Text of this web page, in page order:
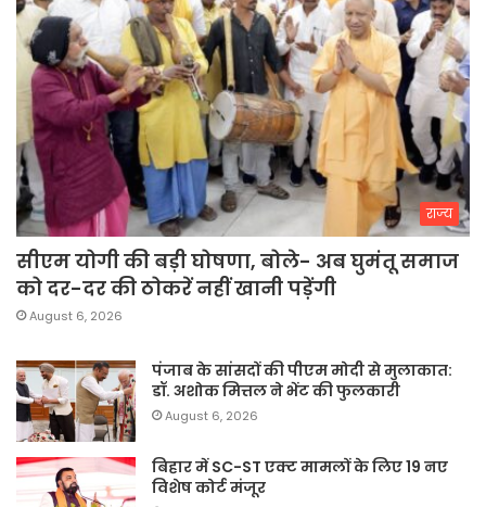
राज्य
सीएम योगी की बड़ी घोषणा, बोले- अब घुमंतू समाज
को दर-दर की ठोकरें नहीं खानी पड़ेंगी
August 6, 2026
पंजाब के सांसदों की पीएम मोदी से मुलाकात:
डॉ. अशोक मित्तल ने भेंट की फुलकारी
August 6, 2026
बिहार में SC-ST एक्ट मामलों के लिए 19 नए
विशेष कोर्ट मंजूर